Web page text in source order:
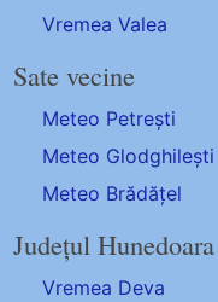
Vremea Valea
Sate vecine
Meteo Petrești
Meteo Glodghilești
Meteo Brădățel
Județul Hunedoara
Vremea Deva